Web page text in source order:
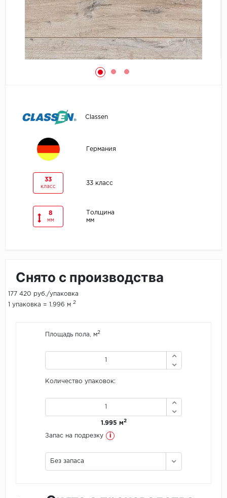
Dolce Flooring
ECO Parquet
Jinan PDM
LG Decotile
Classen
Германия
33
класс
33 класс
8
мм
Толщина
мм
Снято с производства
177 420 руб./упаковка
1 упаковка = 1.996 м 2
Площадь пола, м2
Количество упаковок:
1.995 м2
Запас на подрезку i
Без запаса